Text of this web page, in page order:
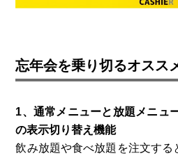
忘年会を乗り切るオスス
1、通常メニューと放題メニュ
の表示切り替え機能
飲み放題や食べ放題を注文する